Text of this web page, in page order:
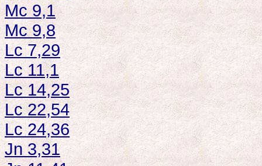
Mc 9,1
Mc 9,8
Lc 7,29
Lc 11,1
Lc 14,25
Lc 22,54
Lc 24,36
Jn 3,31